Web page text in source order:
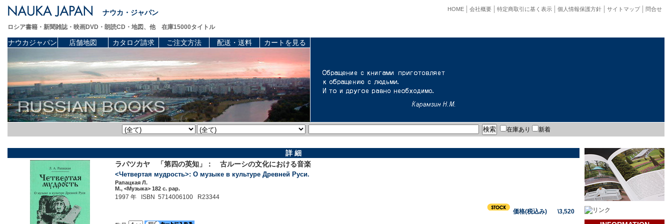
ナウカ・ジャパン 問合せ
サイトマップ
個人情報保護方針
特定商取引に基く表示
会社概要
HOME
ロシア書籍・新聞雑誌・映画DVD・朗読CD・地図、他 在庫15000タイトル
ナウカジャパン 店舗地図 カタログ請求 ご注文方法 配送・送料 カートを見る
在庫あり 新着
詳 細
ラパツカヤ 「第四の英知」： 古ルーシの文化における音楽
<Четвертая мудрость>: О музыке в культуре Древней Руси.
Рапацкая Л.
М., <Музыка> 182 c. pap.
1997 年 ISBN 5714006100 R23344
価格(税込み) \3,520